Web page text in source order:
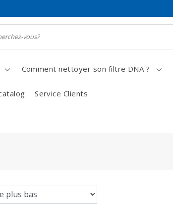
Comment nettoyer son filtre DNA ?
Service Clients